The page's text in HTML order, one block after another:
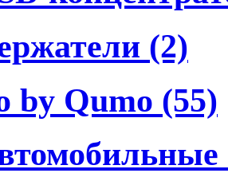
(2)
by Qumo (55)